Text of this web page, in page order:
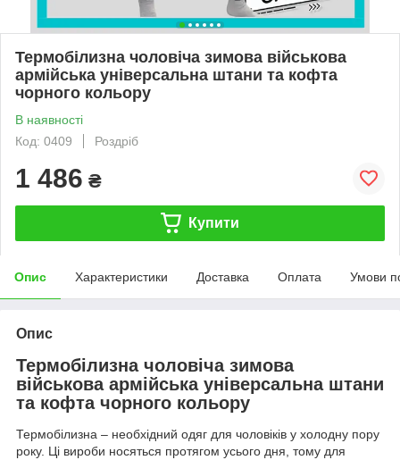
Термобілизна чоловіча зимова військова
армійська універсальна штани та кофта
чорного кольору
В наявності
Код: 0409
Роздріб
1 486 ₴
Купити
Опис Характеристики Доставка Оплата Умови
Опис
Термобілизна чоловіча зимова
військова армійська універсальна штани
та кофта чорного кольору
Термобілизна – необхідний одяг для чоловіків у холодну пору
року. Ці вироби носяться протягом усього дня, тому для